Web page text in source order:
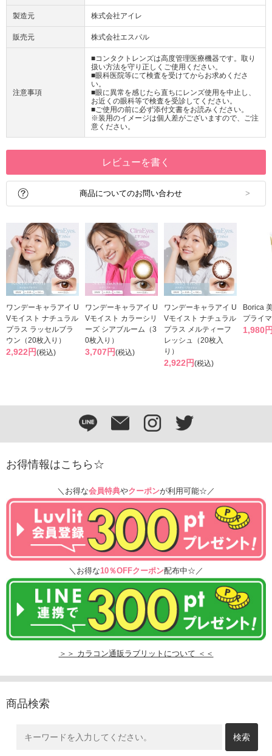
製造元 株式会社アイレ
販売元 株式会社エスパル
注意事項
■コンタクトレンズは高度管理医療機器です。取り
扱い方法を守り正しくご使用ください。
■眼科医院等にて検査を受けてからお求めくださ
い。
■眼に異常を感じたら直ちにレンズ使用を中止し、
お近くの眼科等で検査を受診してください。
■ご使用の前に必ず添付文書をお読みください。
※装用のイメージは個人差がございますので、ご注
意ください。
レビューを書く
商品についてのお問い合わせ
ワンデーキャラアイ U
Vモイスト ナチュラル
プラス ラッセルブラ
ウン（20枚入り）
2,922円(税込)
ワンデーキャラアイ U
Vモイスト カラーシリ
ーズ シアブルーム（3
0枚入り）
3,707円(税込)
ワンデーキャラアイ U
Vモイスト ナチュラル
プラス メルティーフ
レッシュ（20枚入
り）
2,922円(税込)
Borica
プライ
1,980
お得情報はこちら☆
＼お得な会員特典やクーポンが利用可能☆／
＼お得な10％OFFクーポン配布中☆／
＞＞ カラコン通販ラブリットについて ＜＜
商品検索